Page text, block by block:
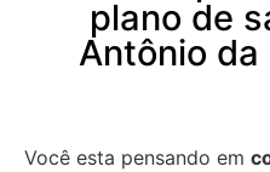
plano de
Antônio da
Você esta pensando em